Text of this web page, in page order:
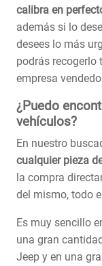
calibra en
además si lo
desees lo más
podrás recogerlo
empresa
¿Puedo
vehículos?
En nuestro
cualquier pieza
la compra
del mismo, todo
Es muy sencillo
una gran
Jeep y en una